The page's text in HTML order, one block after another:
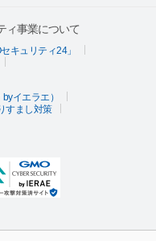
ィ事業について
キュリティ24」
イエラエ）
すまし対策